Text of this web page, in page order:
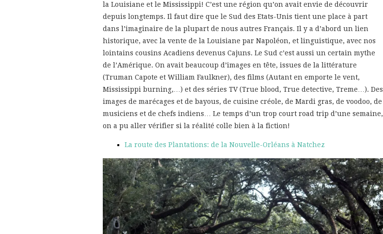
la Louisiane et le Mississippi! C’est une région qu’on avait envie de découvrir
depuis longtemps. Il faut dire que le Sud des Etats-Unis tient une place à part
dans l’imaginaire de la plupart de nous autres Français. Il y a d’abord un lien
historique, avec la vente de la Louisiane par Napoléon, et linguistique, avec nos
lointains cousins Acadiens devenus Cajuns. Le Sud c’est aussi un certain mythe
de l’Amérique. On avait beaucoup d’images en tête, issues de la littérature
(Truman Capote et William Faulkner), des films (Autant en emporte le vent,
Mississippi burning,…) et des séries TV (True blood, True detective, Treme…). Des
images de marécages et de bayous, de cuisine créole, de Mardi gras, de voodoo, de
musiciens et de chefs indiens… Le temps d’un trop court road trip d’une semaine,
on a pu aller vérifier si la réalité colle bien à la fiction!
La route des Plantations: de la Nouvelle-Orléans à Natchez